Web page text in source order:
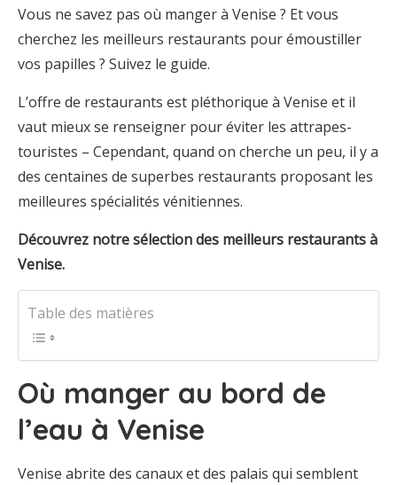
Vous ne savez pas où manger à Venise ? Et vous
cherchez les meilleurs restaurants pour émoustiller
vos papilles ? Suivez le guide.
L’offre de restaurants est pléthorique à Venise et il
vaut mieux se renseigner pour éviter les attrapes-
touristes – Cependant, quand on cherche un peu, il y a
des centaines de superbes restaurants proposant les
meilleures spécialités vénitiennes.
Découvrez notre sélection des meilleurs restaurants à
Venise.
Table des matières
Où manger au bord de
l’eau à Venise
Venise abrite des canaux et des palais qui semblent